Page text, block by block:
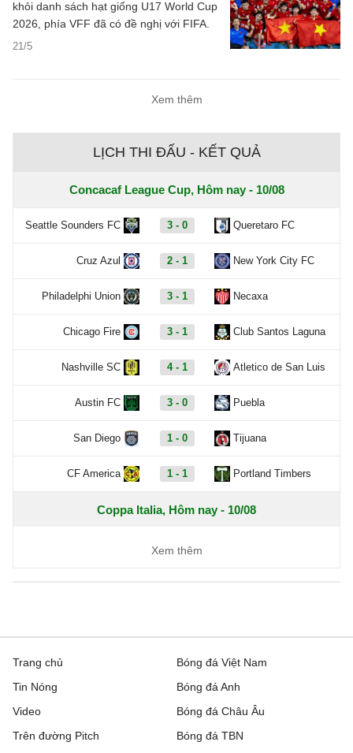
21/5
khỏi danh sách hạt giống U17 World Cup
2026, phía VFF đã có đề nghị với FIFA.
Xem thêm
LỊCH THI ĐẤU - KẾT QUẢ
Concacaf League Cup, Hôm nay - 10/08
Seattle Sounders FC 3 - 0 Queretaro FC
Cruz Azul 2 - 1 New York City FC
Philadelphi Union 3 - 1 Necaxa
Chicago Fire 3 - 1 Club Santos Laguna
Nashville SC 4 - 1 Atletico de San Luis
Austin FC 3 - 0 Puebla
San Diego 1 - 0 Tijuana
CF America 1 - 1 Portland Timbers
Coppa Italia, Hôm nay - 10/08
2 - 0
VĐQG Bỉ, Hôm nay - 10/08
Xem thêm
Trang chủ
Tin Nóng
Video
Trên đường Pitch
Bóng đá Việt Nam
Bóng đá Anh
Bóng đá Châu Âu
Bóng đá TBN